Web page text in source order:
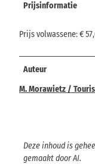
Prijsinformatie
Prijs volwassene: €
Auteur
M. Morawietz /
Deze inhoud is
gemaakt door AI.